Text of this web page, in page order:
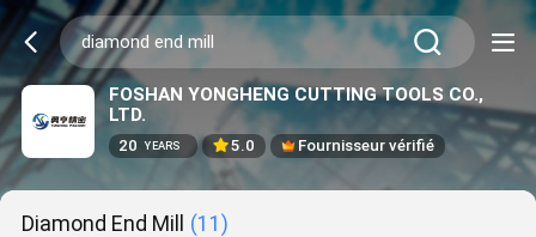
FOSHAN YONGHENG CUTTING TOOLS CO.,
LTD.
20 YEARS 5.0 Fournisseur vérifié
Diamond End Mill (11)